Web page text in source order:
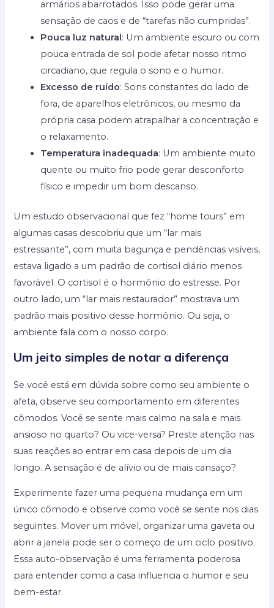
armários abarrotados. Isso pode gerar uma
sensação de caos e de “tarefas não cumpridas”.
Pouca luz natural: Um ambiente escuro ou com
pouca entrada de sol pode afetar nosso ritmo
circadiano, que regula o sono e o humor.
Excesso de ruído: Sons constantes do lado de
fora, de aparelhos eletrônicos, ou mesmo da
própria casa podem atrapalhar a concentração e
o relaxamento.
Temperatura inadequada: Um ambiente muito
quente ou muito frio pode gerar desconforto
físico e impedir um bom descanso.
Um estudo observacional que fez “home tours” em
algumas casas descobriu que um “lar mais
estressante”, com muita bagunça e pendências visíveis,
estava ligado a um padrão de cortisol diário menos
favorável. O cortisol é o hormônio do estresse. Por
outro lado, um “lar mais restaurador” mostrava um
padrão mais positivo desse hormônio. Ou seja, o
ambiente fala com o nosso corpo.
Um jeito simples de notar a diferença
Se você está em dúvida sobre como seu ambiente o
afeta, observe seu comportamento em diferentes
cômodos. Você se sente mais calmo na sala e mais
ansioso no quarto? Ou vice-versa? Preste atenção nas
suas reações ao entrar em casa depois de um dia
longo. A sensação é de alívio ou de mais cansaço?
Experimente fazer uma pequena mudança em um
único cômodo e observe como você se sente nos dias
seguintes. Mover um móvel, organizar uma gaveta ou
abrir a janela pode ser o começo de um ciclo positivo.
Essa auto-observação é uma ferramenta poderosa
para entender como a casa influencia o humor e seu
bem-estar.